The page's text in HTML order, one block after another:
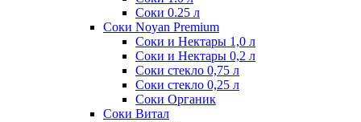
Соки 0.25 л
Соки Noyan Premium
Соки и Нектары 1,0 л
Соки и Нектары 0,2 л
Соки стекло 0,75 л
Соки стекло 0,25 л
Соки Органик
Соки Витал